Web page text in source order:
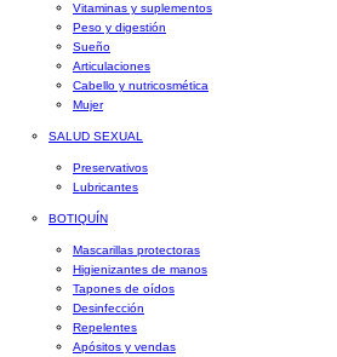
Vitaminas y suplementos
Peso y digestión
Sueño
Articulaciones
Cabello y nutricosmética
Mujer
SALUD SEXUAL
Preservativos
Lubricantes
BOTIQUÍN
Mascarillas protectoras
Higienizantes de manos
Tapones de oídos
Desinfección
Repelentes
Apósitos y vendas